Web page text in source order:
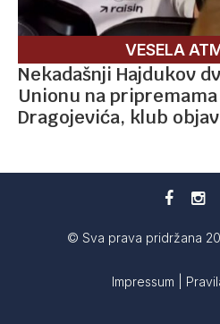
VESELA
Nekadašnji Hajdukov
Unionu na
Dragojevića, klub
© Sva prava pridržana
Impressum